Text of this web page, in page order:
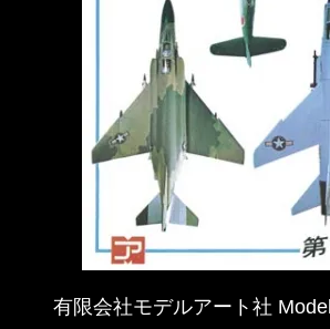
有限会社モデルアート社